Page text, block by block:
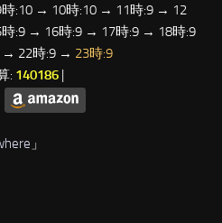
:10 → 10時:10 → 11時:9 → 12
:9 → 16時:9 → 17時:9 → 18時:9
→ 22時:9 → 23時:9
: 140186 |
」